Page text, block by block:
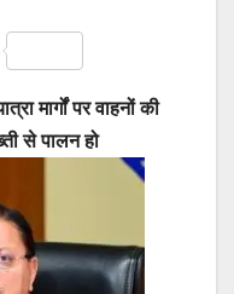
मार्गों पर वाहनों की
से पालन हो